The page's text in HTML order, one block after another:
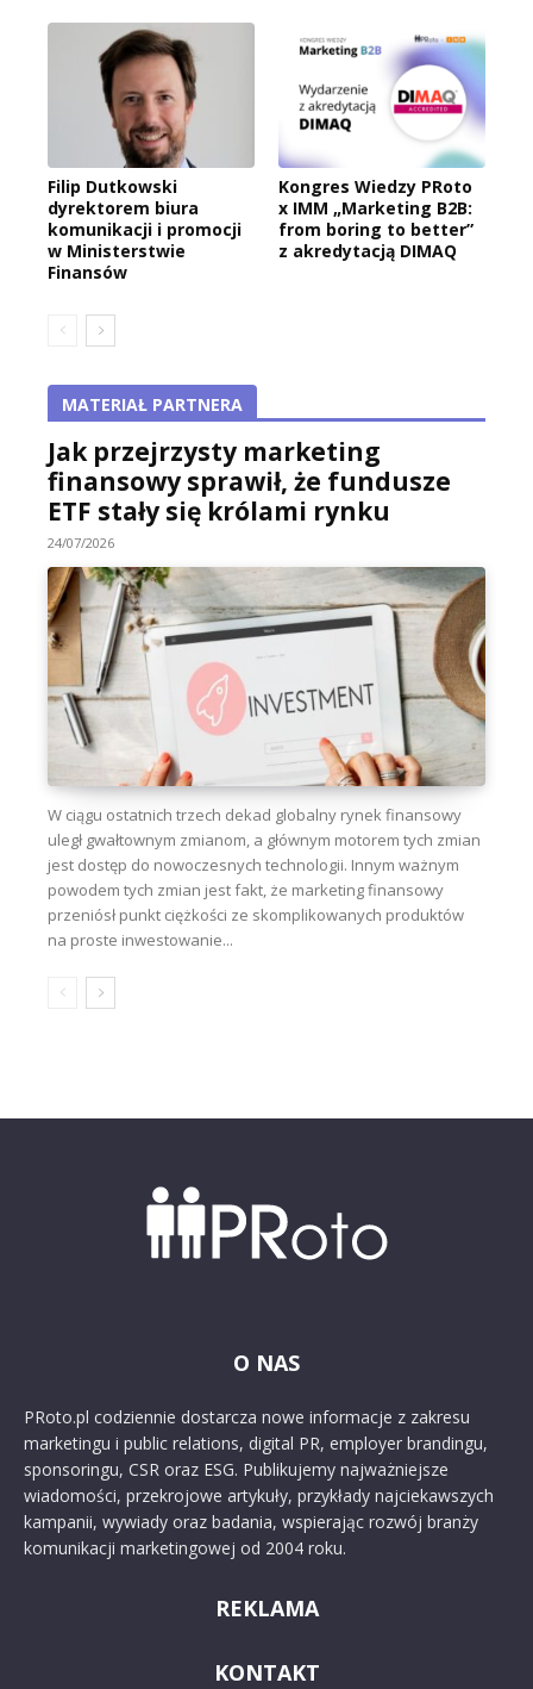
Filip Dutkowski
dyrektorem biura
komunikacji i promocji
w Ministerstwie
Finansów
Kongres Wiedzy PRoto
x IMM „Marketing B2B:
from boring to better”
z akredytacją DIMAQ
MATERIAŁ PARTNERA
Jak przejrzysty marketing
finansowy sprawił, że fundusze
ETF stały się królami rynku
24/07/2026
W ciągu ostatnich trzech dekad globalny rynek finansowy
uległ gwałtownym zmianom, a głównym motorem tych zmian
jest dostęp do nowoczesnych technologii. Innym ważnym
powodem tych zmian jest fakt, że marketing finansowy
przeniósł punkt ciężkości ze skomplikowanych produktów
na proste inwestowanie...
O NAS
PRoto.pl codziennie dostarcza nowe informacje z zakresu
marketingu i public relations, digital PR, employer brandingu,
sponsoringu, CSR oraz ESG. Publikujemy najważniejsze
wiadomości, przekrojowe artykuły, przykłady najciekawszych
kampanii, wywiady oraz badania, wspierając rozwój branży
komunikacji marketingowej od 2004 roku.
REKLAMA
KONTAKT